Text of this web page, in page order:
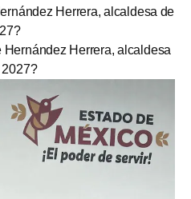
Herrera, alcaldesa de
Herrera, alcaldesa
2027?